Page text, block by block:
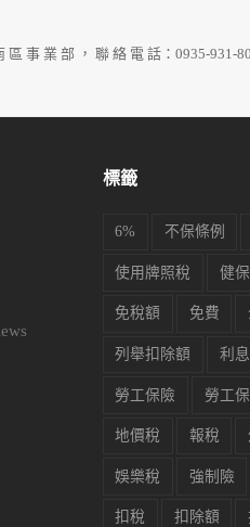
區 事 業 部 ， 聯 絡 電 話：0935-931-
標籤
6% 不保條例
使用牌照稅 健保
免稅額 免費
列舉扣除額 利息
勞工保險 勞工
地價稅 報稅
娛樂稅 強制險
扣稅 扣除額